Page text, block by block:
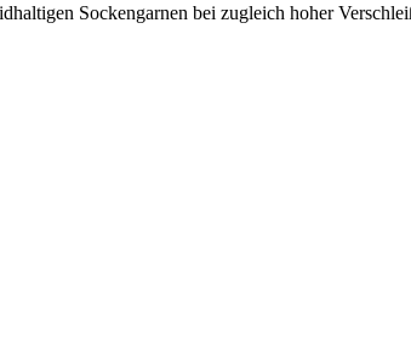
Sockengarnen bei zugleich hoher